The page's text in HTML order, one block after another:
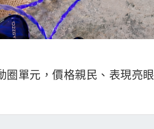
圈單元，價格親民、表現亮眼